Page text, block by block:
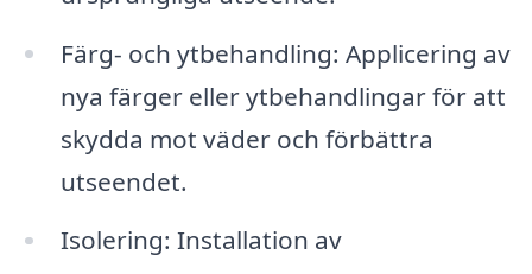
Färg- och ytbehandling: Applicering av
nya färger eller ytbehandlingar för att
skydda mot väder och förbättra
utseendet.
Isolering: Installation av